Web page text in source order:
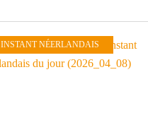
INSTANT NÉERLANDAIS